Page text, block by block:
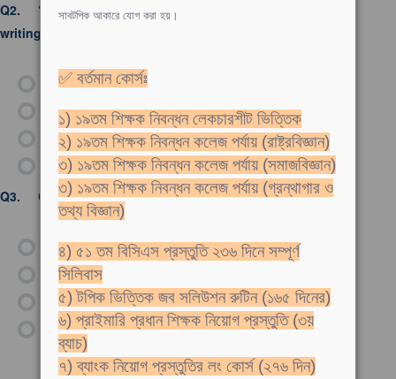
Q2.
‘Reading makes a full man, conference a ready man,
writing an exact man’ Who told it?
Robert Frost
Francis Bacon
Chapman
Shakespeare
Q3.
One swallow does not make a--
Quarrel
summer
autumn
winter
সাবটপিক আকারে যোগ করা হয়।
✅ বর্তমান কোর্সঃ
১) ১৯তম শিক্ষক নিবন্ধন লেকচারশীট ভিত্তিক
২) ১৯তম শিক্ষক নিবন্ধন কলেজ পর্যায় (রাষ্ট্রবিজ্ঞান)
৩) ১৯তম শিক্ষক নিবন্ধন কলেজ পর্যায় (সমাজবিজ্ঞান)
৩) ১৯তম শিক্ষক নিবন্ধন কলেজ পর্যায় (গ্রন্থাগার ও
তথ্য বিজ্ঞান)
৪) ৫১ তম বিসিএস প্রস্তুতি ২৩৬ দিনে সম্পূর্ণ
সিলিবাস
৫) টপিক ভিত্তিক জব সলিউশন রুটিন (১৬৫ দিনের)
৬) প্রাইমারি প্রধান শিক্ষক নিয়োগ প্রস্তুতি (৩য়
ব্যাচ)
৭) ব্যাংক নিয়োগ প্রস্তুতির লং কোর্স (২৭৬ দিন)